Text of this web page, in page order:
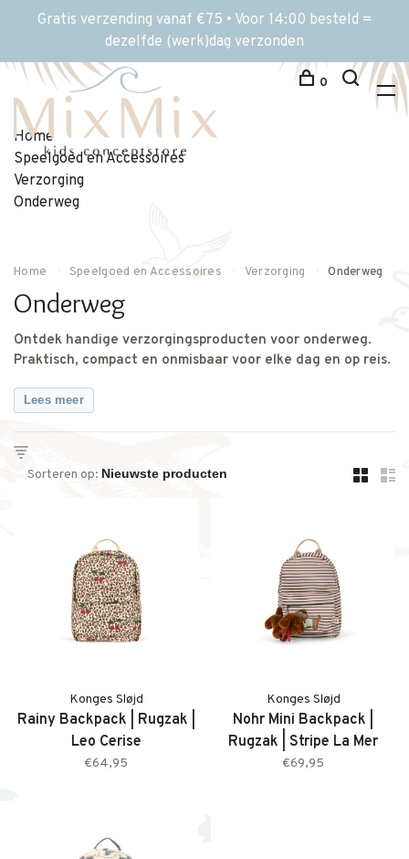
Gratis verzending vanaf €75 • Voor 14:00 besteld =
dezelfde (werk)dag verzonden
0
Home
Speelgoed en Accessoires
Verzorging
Onderweg
Home Speelgoed en Accessoires Verzorging Onderweg
Onderweg
Ontdek handige verzorgingsproducten voor onderweg.
Praktisch, compact en onmisbaar voor elke dag en op reis.
Lees meer
Sorteren op:
Konges Sløjd
Rainy Backpack | Rugzak |
Leo Cerise
€64,95
Konges Sløjd
Nohr Mini Backpack |
Rugzak | Stripe La Mer
€69,95